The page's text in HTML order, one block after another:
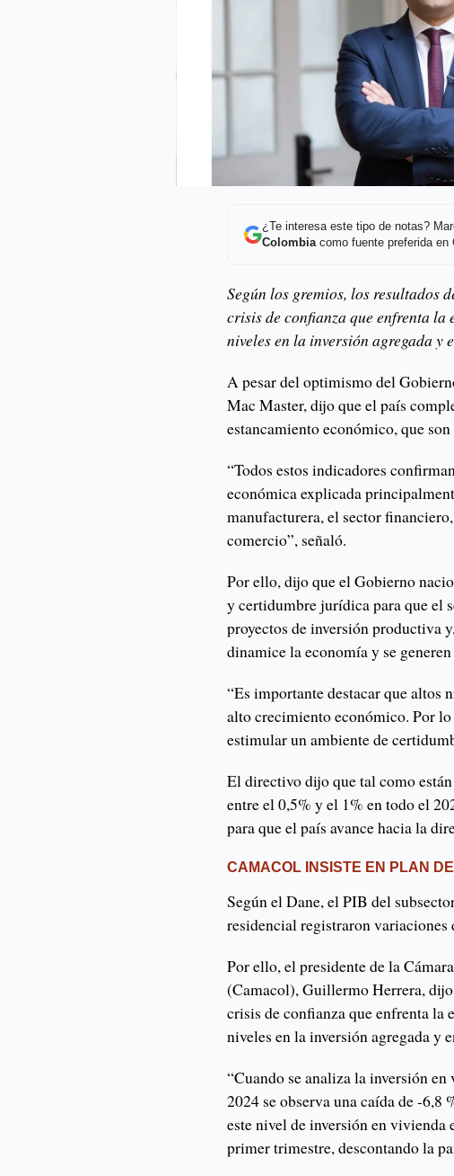
¿Te interesa este tipo de notas?
Colombiacomo fuente preferida en
Según los gremios, los resultados
crisis de confianza que enfrenta
niveles en la inversión agregada y
A pesar del optimismo del
Mac Master, dijo que el país
estancamiento económico, que
“Todos estos indicadores
económica explicada
manufacturera, el sector
comercio”, señaló.
Por ello, dijo que el Gobierno
y certidumbre jurídica para que el
proyectos de inversión productiva
dinamice la economía y se
“Es importante destacar que altos
alto crecimiento económico. Por
estimular un ambiente de
El directivo dijo que tal como
entre el 0,5% y el 1% en todo el
para que el país avance hacia la
CAMACOL INSISTE EN PLAN
Según el Dane, el PIB del
residencial registraron
Por ello, el presidente de la
(Camacol), Guillermo Herrera,
crisis de confianza que enfrenta la
niveles en la inversión agregada y
“Cuando se analiza la inversión
2024 se observa una caída de -
este nivel de inversión en vivienda
primer trimestre, descontando la